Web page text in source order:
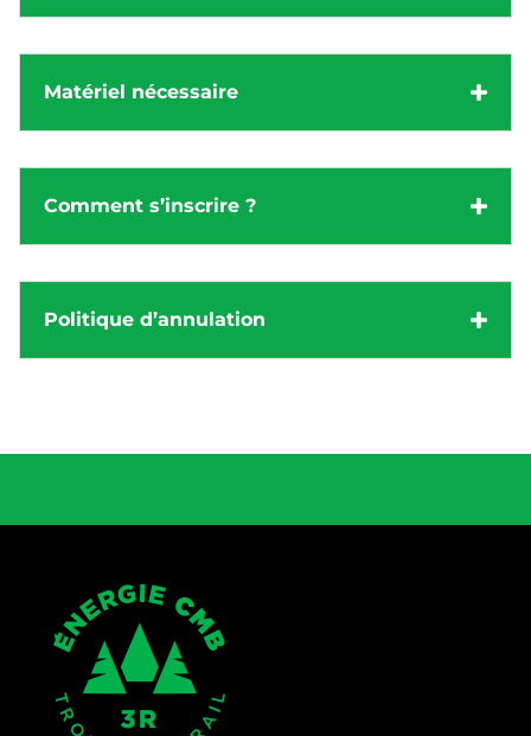
Matériel nécessaire
Comment s’inscrire ?
Politique d’annulation